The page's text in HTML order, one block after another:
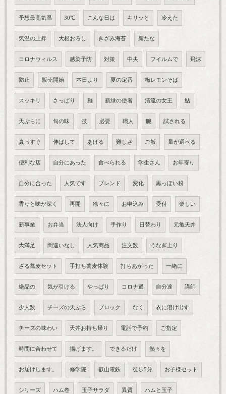
予想最高気温 30℃ こんな日は キリッと 冷えた
気温の上昇 大根おろし きざみ海苔 新たな
コロナウィルス 感染予防 対策 中央 フイルムで 飛沫
防止 販売開始 本日より 夏の定番 梅レモンそば
スッキリ さっぱり 麺 新緑の使者 清流の女王 鮎
天ぷらに 旬の味 技 必要 職人 腕 試される
真っすぐ 伸ばして あげる 難しさ ご飯 量が選べる
便利な店 自分にあった 食べられる 学生さん お年寄り
自分に合った 人気です ブレンド 変化 黒っぽい粉
香りと味が深く 再開 徐々に お申込み 受付 楽しい
新事業 お弁当 法人向け 手作り 日替わり 元亀天丼
大満足 間違いなし 人気商品 注文数 うなぎ上り
ざる蕎麦セット 手打ち蕎麦体験 打ちあがった 一緒に
絶品の 気が引ける やっぱり コロナ過 自分達 講師
少人数 チーズの天ぷら ブロック なく 衣に溶け出す
チーズの味わい 天丼お持ち帰り 電話で予約 ご指定
時間に合わせて 揚げます。 できるだけ 熱々を
お届けします。 修学院 叡山電鉄 徒歩5分 お子様セット
シリーズ ハム巻 玉子サラダ 異質 ハムと玉子